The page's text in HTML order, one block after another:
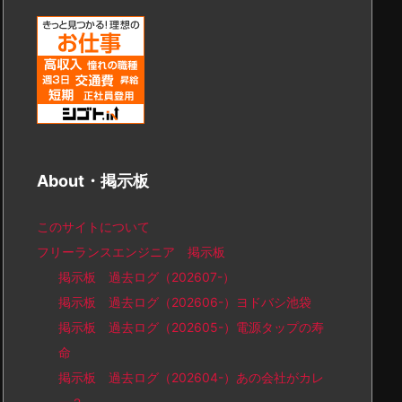
About・掲示板
このサイトについて
フリーランスエンジニア 掲示板
掲示板 過去ログ（202607-）
掲示板 過去ログ（202606-）ヨドバシ池袋
掲示板 過去ログ（202605-）電源タップの寿
命
掲示板 過去ログ（202604-）あの会社がカレ